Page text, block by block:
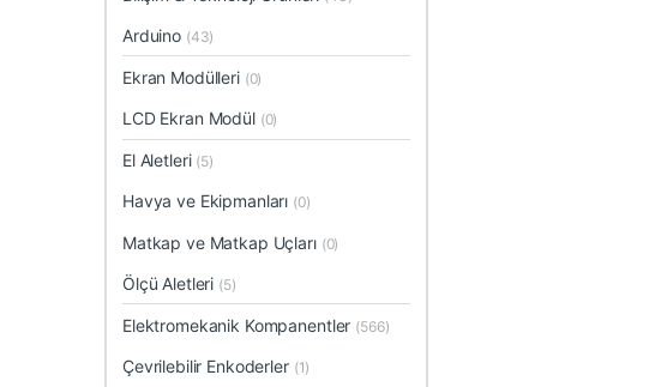
Arduino (43)
Ekran Modülleri (0)
LCD Ekran Modül (0)
El Aletleri (5)
Havya ve Ekipmanları (0)
Matkap ve Matkap Uçları (0)
Ölçü Aletleri (5)
Elektromekanik Kompanentler (566)
Çevrilebilir Enkoderler (1)